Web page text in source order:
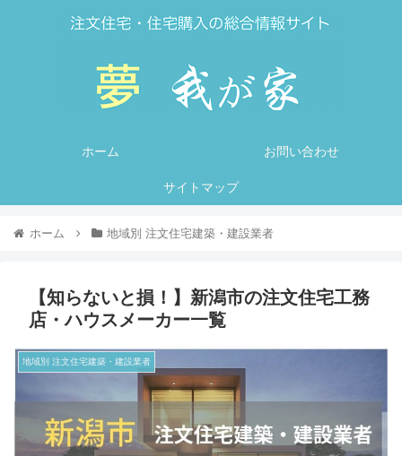
ホーム お問い合わせ
サイトマップ
ホーム 地域別 注文住宅建築・建設業者
【知らないと損！】新潟市の注文住宅工務
店・ハウスメーカー一覧
地域別 注文住宅建築・建設業者